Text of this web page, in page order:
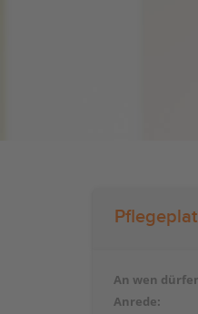
An wen
Anrede: